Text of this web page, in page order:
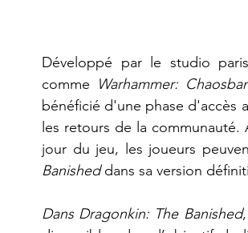
Développé par le studio
comme Warhammer:
bénéficié d'une phase d'accès
les retours de la communauté.
jour du jeu, les joueurs
Banished dans sa version
Dans Dragonkin: The Banished